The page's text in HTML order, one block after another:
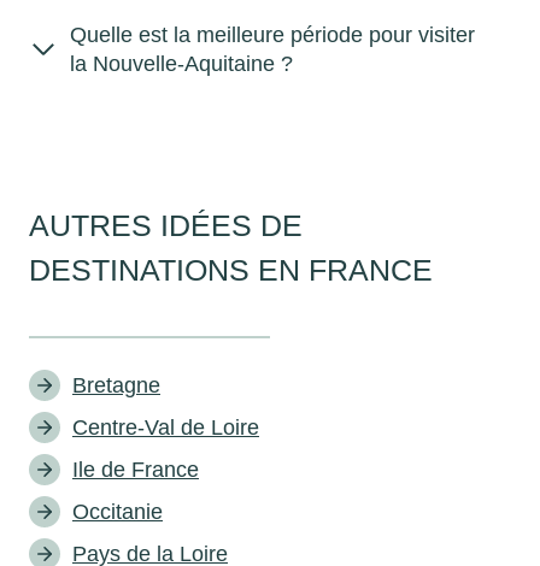
Quelle est la meilleure période pour visiter
la Nouvelle-Aquitaine ?
AUTRES IDÉES DE
DESTINATIONS EN FRANCE
Bretagne
Centre-Val de Loire
Ile de France
Occitanie
Pays de la Loire